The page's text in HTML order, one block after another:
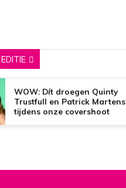
WOW: Dít droegen Quinty
Trustfull en Patrick Martens
tijdens onze covershoot